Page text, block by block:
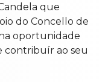
que
do Concello de
oportunidade
contribuír ao seu